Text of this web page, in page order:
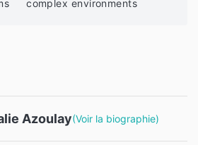
complex environments
Azoulay(Voir la biographie)